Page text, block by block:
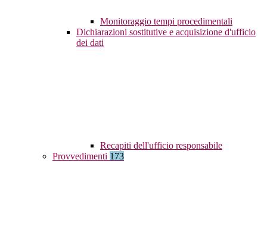
Monitoraggio tempi procedimentali
Dichiarazioni sostitutive e acquisizione d'ufficio
dei dati
Recapiti dell'ufficio responsabile
Provvedimenti 173